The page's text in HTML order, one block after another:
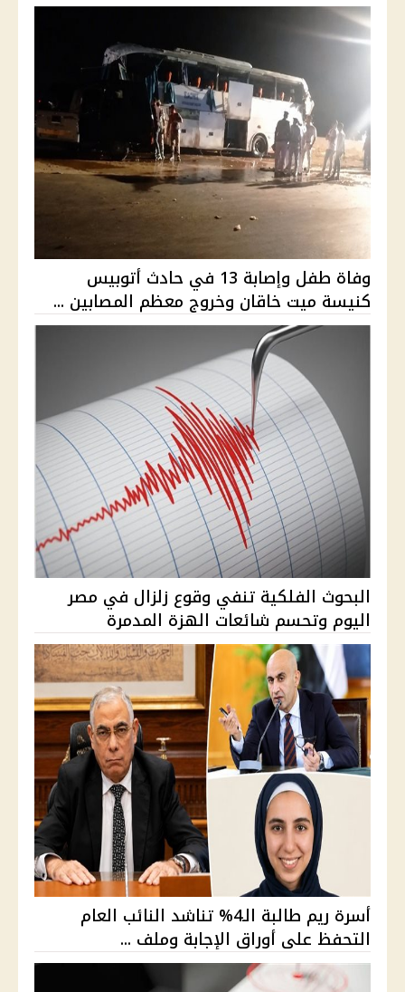
وفاة طفل وإصابة 13 في حادث أتوبيس
كنيسة ميت خاقان وخروج معظم المصابين ...
البحوث الفلكية تنفي وقوع زلزال في مصر
اليوم وتحسم شائعات الهزة المدمرة
أسرة ريم طالبة الـ4% تناشد النائب العام
التحفظ على أوراق الإجابة وملف ...